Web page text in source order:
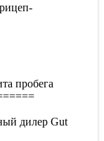
пробега
дилер Gut